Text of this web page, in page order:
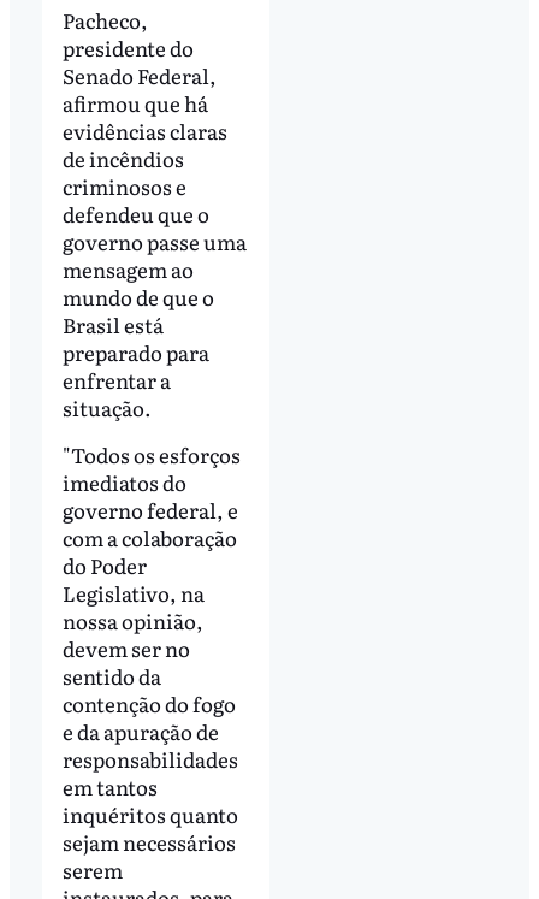
Pacheco,
presidente do
Senado Federal,
afirmou que há
evidências claras
de incêndios
criminosos e
defendeu que o
governo passe uma
mensagem ao
mundo de que o
Brasil está
preparado para
enfrentar a
situação.
"Todos os esforços
imediatos do
governo federal, e
com a colaboração
do Poder
Legislativo, na
nossa opinião,
devem ser no
sentido da
contenção do fogo
e da apuração de
responsabilidades
em tantos
inquéritos quanto
sejam necessários
serem